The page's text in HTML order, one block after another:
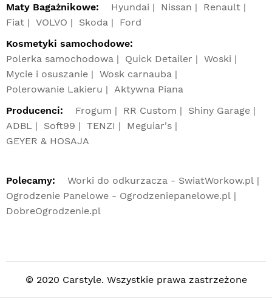
Maty Bagażnikowe:
Hyundai Nissan
Renault
Fiat
VOLVO Skoda
Ford
Kosmetyki samochodowe:
Polerka samochodowa
Quick Detailer
Woski
Mycie i osuszanie
Wosk carnauba
Polerowanie Lakieru
Aktywna Piana
Producenci:
Frogum RR Custom
Shiny Garage
ADBL
Soft99 TENZI
Meguiar's
GEYER & HOSAJA
Polecamy:
Worki do odkurzacza - SwiatWorkow.pl
Ogrodzenie Panelowe - Ogrodzeniepanelowe.pl
DobreOgrodzenie.pl
© 2020 Carstyle. Wszystkie prawa zastrzeżone